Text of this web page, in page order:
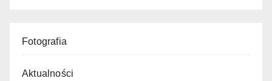
Fotografia
Aktualności